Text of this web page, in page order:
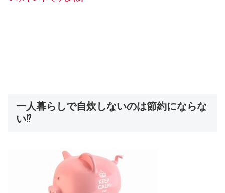
一人暮らしで自炊しないのは節約にならな
い⁉︎